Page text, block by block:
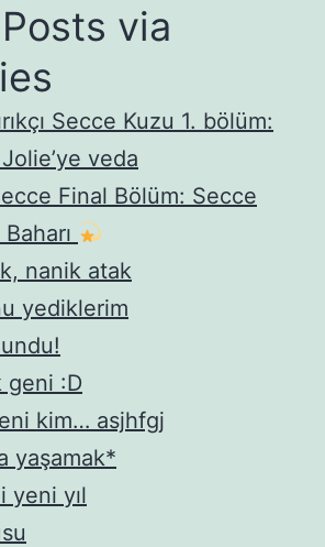
via
Secce Kuzu 1. bölüm:
veda
Final Bölüm: Secce
nanik atak
yediklerim
geni :D
kim… asjhfgj
yaşamak*
yeni yıl